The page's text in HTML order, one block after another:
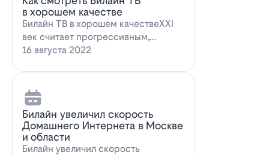
в хорошем качестве
Билайн ТВ в хорошем качествеXXI
век считает прогрессивным,
большинство технологий доступны
16 августа 2022
Билайн увеличил скорость
Домашнего Интернета в Москве
и области
Билайн увеличил скорость